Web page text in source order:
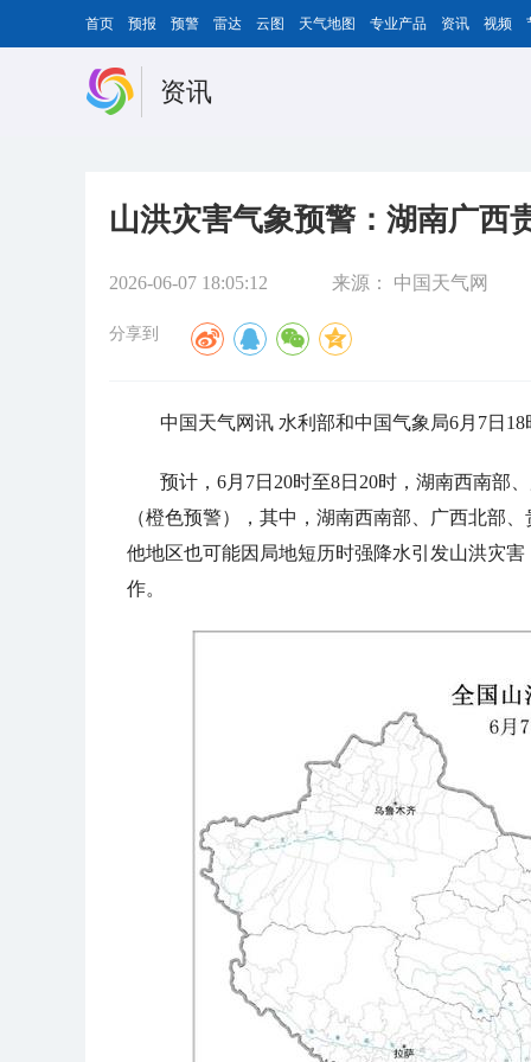
首页 预报 预警 雷达 云图 天气地图 专业产品 资讯 视频
资讯
山洪灾害气象预警：湖南广西
2026-06-07 18:05:12 来源： 中国天气网
分享到
中国天气网讯 水利部和中国气象局6月7日
预计，6月7日20时至8日20时，湖南西南部
（橙色预警），其中，湖南西南部、广西北部
他地区也可能因局地短历时强降水引发山洪灾
作。